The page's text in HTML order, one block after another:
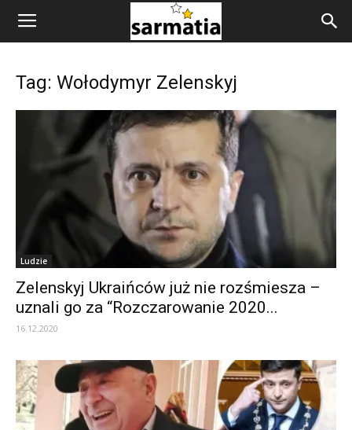
Tag: Wołodymyr Zelenskyj
Ludzie
Zelenskyj Ukraińców już nie rozśmiesza –
uznali go za “Rozczarowanie 2020...
16.12.2020